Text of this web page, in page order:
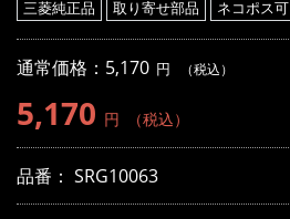
三菱純正品 取り寄せ部品 ネコポス可
通常価格：5,170 円 （税込）
5,170 円 （税込）
品番： SRG10063